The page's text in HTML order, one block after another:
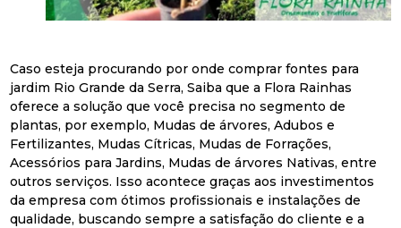
Caso esteja procurando por onde comprar fontes para
jardim Rio Grande da Serra, Saiba que a Flora Rainhas
oferece a solução que você precisa no segmento de
plantas, por exemplo, Mudas de árvores, Adubos e
Fertilizantes, Mudas Cítricas, Mudas de Forrações,
Acessórios para Jardins, Mudas de árvores Nativas, entre
outros serviços. Isso acontece graças aos investimentos
da empresa com ótimos profissionais e instalações de
qualidade, buscando sempre a satisfação do cliente e a